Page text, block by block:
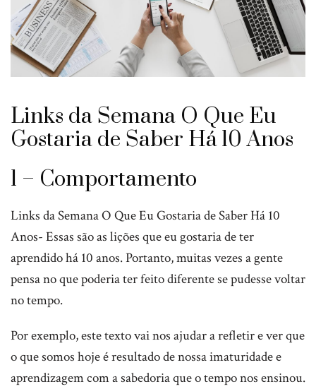
Links da Semana O Que Eu
Gostaria de Saber Há 10 Anos
1 – Comportamento
Links da Semana O Que Eu Gostaria de Saber Há 10
Anos- Essas são as lições que eu gostaria de ter
aprendido há 10 anos. Portanto, muitas vezes a gente
pensa no que poderia ter feito diferente se pudesse voltar
no tempo.
Por exemplo, este texto vai nos ajudar a refletir e ver que
o que somos hoje é resultado de nossa imaturidade e
aprendizagem com a sabedoria que o tempo nos ensinou.